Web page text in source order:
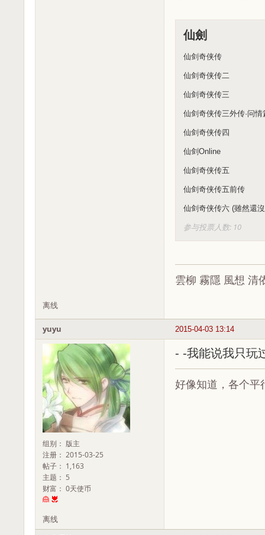
仙劍
仙剑奇侠传
仙剑奇侠传二
仙剑奇侠传三
仙剑奇侠传三外传·问情
仙剑奇侠传四
仙剑Online
仙剑奇侠传五
仙剑奇侠传五前传
仙剑奇侠传六 (雖然還
参与投票人数: 10
雲柳 霧隱 風想 清
离线
2015-04-03 13:14
yuyu
组别： 版主
注册： 2015-03-25
帖子： 1,163
主题： 5
财富： 0天使币
- -我能说我只玩
好像知道，各个平
离线